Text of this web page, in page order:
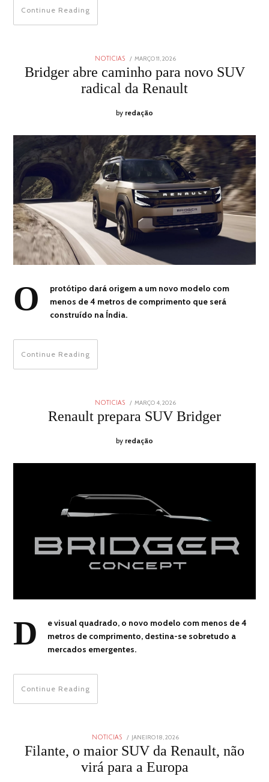
Continue Reading
NOTICIAS
POSTED
ON
MARÇO 11, 2026MARÇO
2026
Bridger abre caminho para novo SUV
radical da Renault
by redação
O
protótipo dará origem a um novo modelo com
menos de 4 metros de comprimento que será
construído na Índia.
Continue Reading
NOTICIAS
POSTED
MARÇO 4, 2026MARÇO
4,
2026
Renault prepara SUV Bridger
by redação
D
e visual quadrado, o novo modelo com menos de 4
metros de comprimento, destina-se sobretudo a
mercados emergentes.
Continue Reading
NOTICIAS
POSTED
ON
JANEIRO 18, 2026JANEIRO
18,
2026
Filante, o maior SUV da Renault, não
virá para a Europa